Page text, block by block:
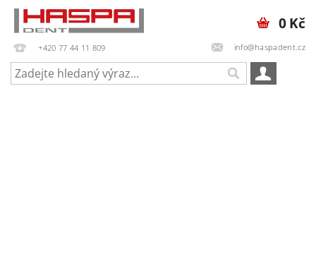
+420 77 44 11 809 info@haspadent.cz
0 Kč